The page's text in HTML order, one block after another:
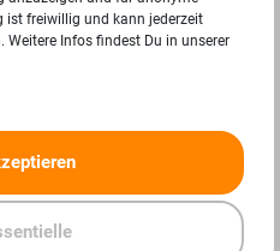
»
ist freiwillig und kann jederzeit
Infos findest Du in unserer